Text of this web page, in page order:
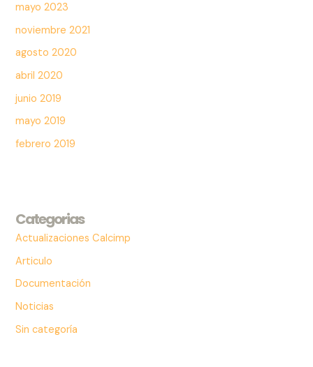
mayo 2023
noviembre 2021
agosto 2020
abril 2020
junio 2019
mayo 2019
febrero 2019
Categorias
Actualizaciones Calcimp
Articulo
Documentación
Noticias
Sin categoría